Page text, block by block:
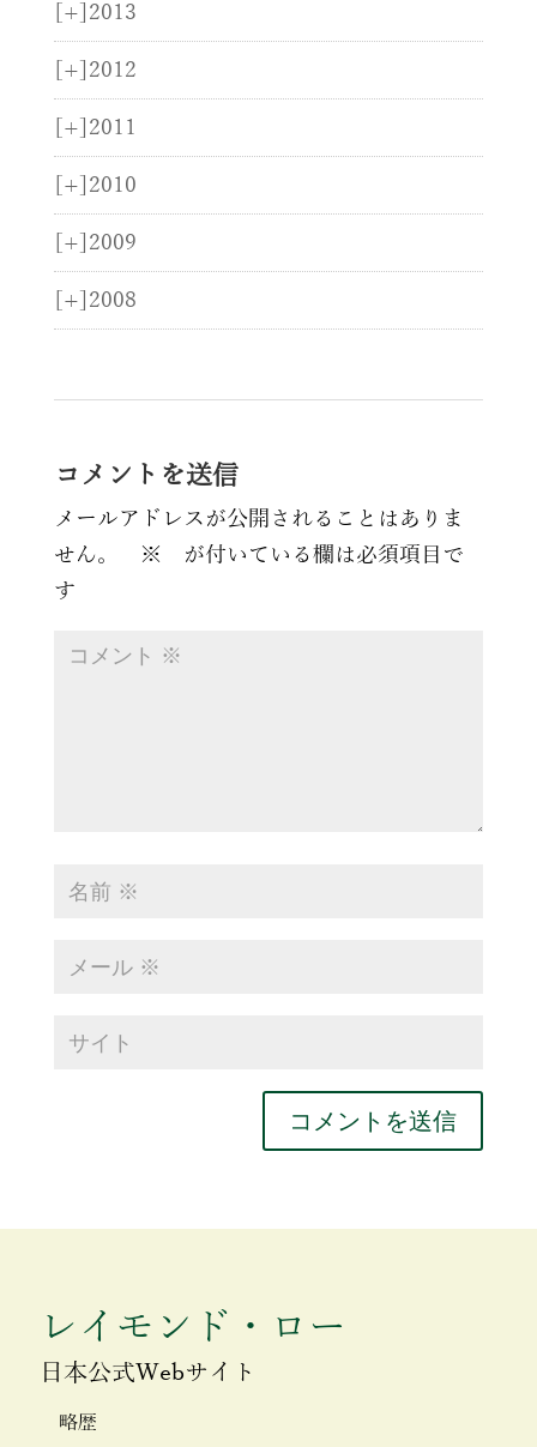
[+] 2013
[+] 2012
[+] 2011
[+] 2010
[+] 2009
[+] 2008
コメントを送信
メールアドレスが公開されることはありま
せん。
※ が付いている欄は必須項目で
す
レイモンド・ロー
日本公式Webサイト
略歴